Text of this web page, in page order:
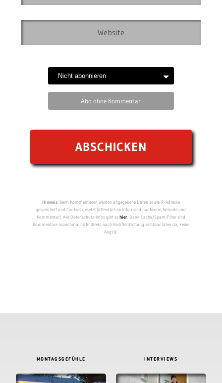
Abo ohne Kommentar
Hinweis:Beim Kommentieren werden angegebene Daten sowie IP-Adresse
gespeichert und Cookies gesetzt (öffentlich sichtbar sind nur Name, Website und
Kommentar). Alle Datenschutz-Infos gibt eshier. Dank Cache/Spam-Filter sind
Kommentare manchmal nicht direkt nach Veröffentlichung sichtbar (aber da, keine
Angst).
MONTAGSGEFÜHLE INTERVIEWS